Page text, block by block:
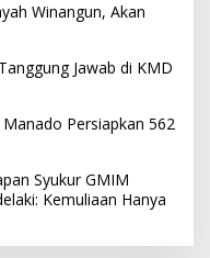
Winangun, Akan
Jawab di KMD
Persiapkan 562
Syukur GMIM
Kemuliaan Hanya